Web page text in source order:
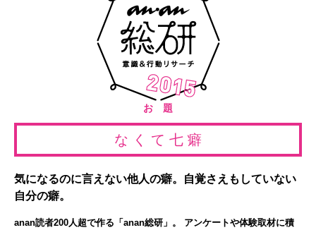
お 題
な く て 七 癖
気になるのに言えない他人の癖。自覚さえもしていない
自分の癖。
anan読者200人超で作る「anan総研」。 アンケートや体験取材に積